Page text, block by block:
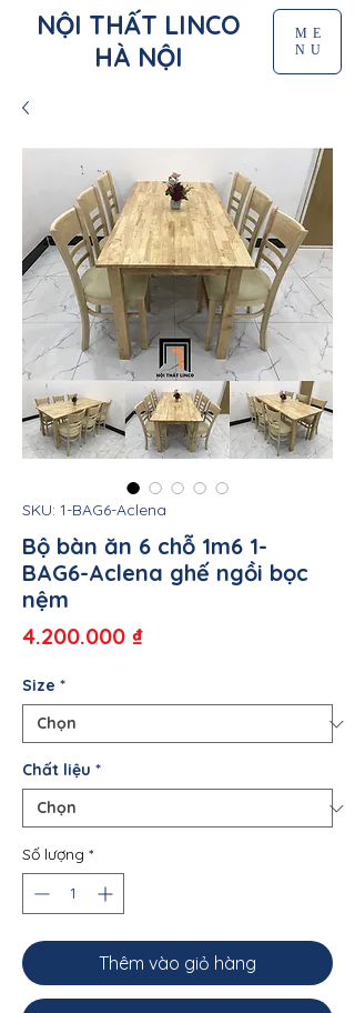
NỘI THẤT LINCO
HÀ NỘI
ME
NU
SKU: 1-BAG6-Aclena
Bộ bàn ăn 6 chỗ 1m6 1-
BAG6-Aclena ghế ngồi bọc
nệm
4.200.000 ₫Giá
Size *
Chất liệu *
Số lượng *
Thêm vào giỏ hàng